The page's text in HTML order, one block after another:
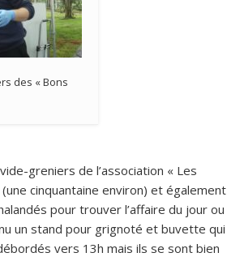
des « Bons
greniers de l’association « Les
cinquantaine environ) et également
pour trouver l’affaire du jour ou
un stand pour grignoté et buvette qui
vers 13h mais ils se sont bien